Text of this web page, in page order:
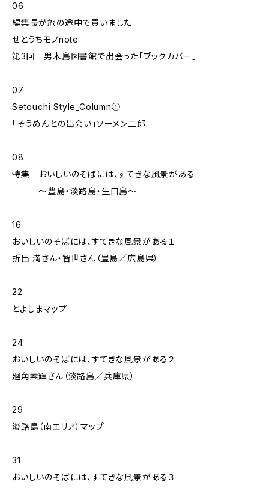
06
編集長が旅の途中で買いました
せとうちモノnote
第3回 男木島図書館で出会った「ブックカバー」
07
Setouchi Style_Column①
「そうめんとの出会い」ソーメン二郎
08
特集 おいしいのそばには、すてきな風景がある
〜豊島・淡路島・生口島〜
16
おいしいのそばには、すてきな風景がある１
折出 満さん・智世さん（豊島／広島県）
22
とよしまマップ
24
おいしいのそばには、すてきな風景がある２
廻角素輝さん（淡路島／兵庫県）
29
淡路島（南エリア）マップ
31
おいしいのそばには、すてきな風景がある３